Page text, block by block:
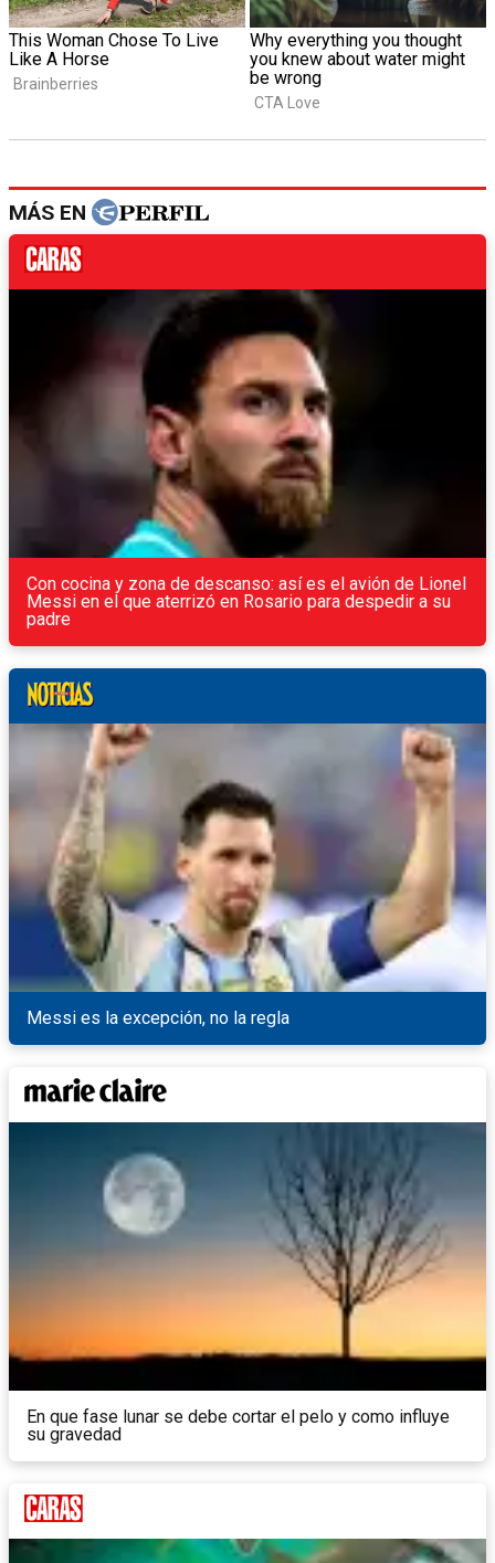
MÁS EN
Con cocina y zona de descanso: así es el avión de Lionel
Messi en el que aterrizó en Rosario para despedir a su
padre
Messi es la excepción, no la regla
En que fase lunar se debe cortar el pelo y como influye
su gravedad